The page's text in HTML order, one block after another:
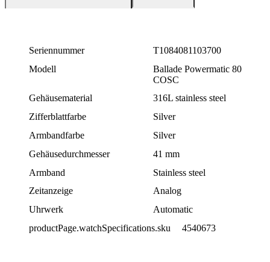
Seriennummer
T1084081103700
Modell
Ballade Powermatic 80
COSC
Gehäusematerial
316L stainless steel
Zifferblattfarbe
Silver
Armbandfarbe
Silver
Gehäusedurchmesser
41 mm
Armband
Stainless steel
Zeitanzeige
Analog
Uhrwerk
Automatic
productPage.watchSpecifications.sku
4540673